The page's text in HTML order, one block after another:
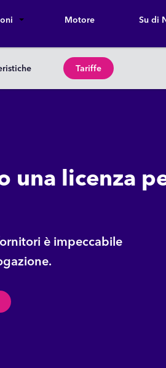
Motore Su di
Tariffe
una licenza
è impeccabile